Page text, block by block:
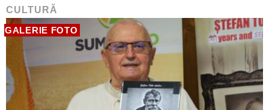
CULTURĂ
GALERIE FOTO